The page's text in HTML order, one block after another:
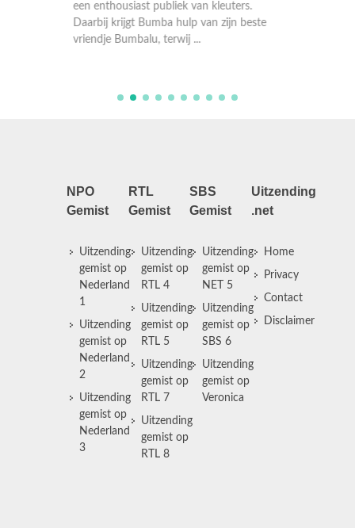
een enthousiast publiek van kleuters.
Daarbij krijgt Bumba hulp van zijn beste
vriendje Bumbalu, terwij ...
NPO
Gemist
Uitzending
gemist op
Nederland
1
Uitzending
gemist op
Nederland
2
Uitzending
gemist op
Nederland
3
RTL
Gemist
Uitzending
gemist op
RTL 4
Uitzending
gemist op
RTL 5
Uitzending
gemist op
RTL 7
Uitzending
gemist op
RTL 8
SBS
Gemist
Uitzending
gemist op
NET 5
Uitzending
gemist op
SBS 6
Uitzending
gemist op
Veronica
Uitzending
.net
Home
Privacy
Contact
Disclaimer